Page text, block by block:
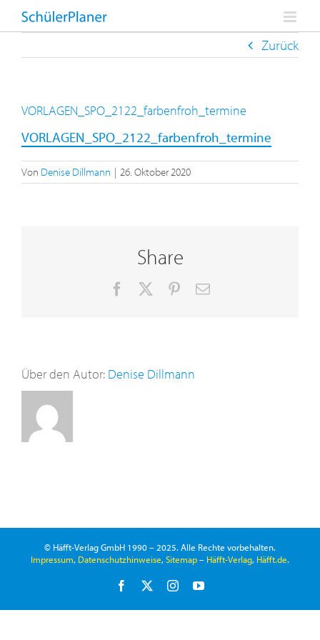
Zum
Inhalt
Zurück
VORLAGEN_SPO_2122_farbenfroh_termine
VORLAGEN_SPO_2122_farbenfroh_termine
Von Denise Dillmann | 26. Oktober 2020
Share
Facebook Pinterest
E-
Über den Autor: Denise Dillmann
© Häfft-Verlag GmbH 1990 – 2025. Alle Rechte vorbehalten.
Impressum, Datenschutzhinweise,Sitemap– Häfft-Verlag, Häfft.de.
Facebook InstagramYouTube